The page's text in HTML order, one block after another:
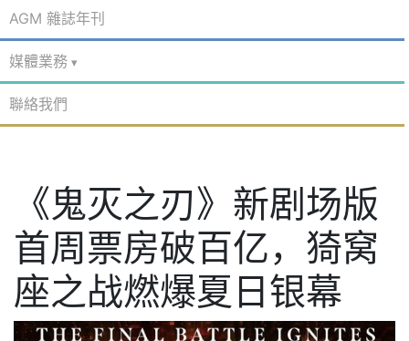
AGM 雜誌年刊
媒體業務
聯絡我們
《鬼灭之刃》新剧场版
首周票房破百亿，猗窝
座之战燃爆夏日银幕